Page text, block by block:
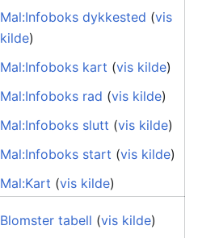
Mal:Infoboks dykkested (vis
kilde)
Mal:Infoboks kart (vis kilde)
Mal:Infoboks rad (vis kilde)
Mal:Infoboks slutt (vis kilde)
Mal:Infoboks start (vis kilde)
Mal:Kart (vis kilde)
Blomster tabell (vis kilde)